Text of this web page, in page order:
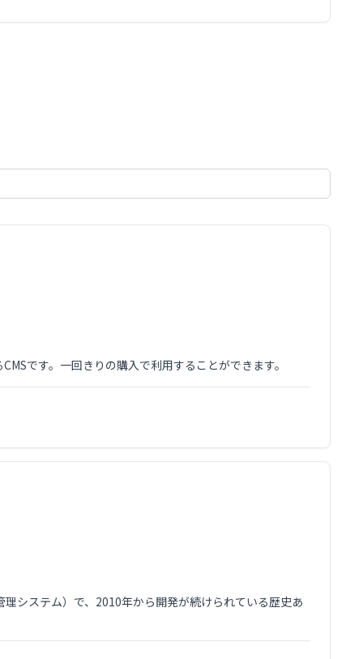
です。一回きりの購入で利用することができます。
システム）で、2010年から開発が続けられている歴史あ